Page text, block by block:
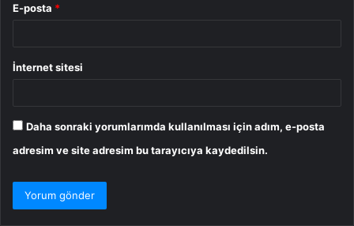
E-posta *
İnternet sitesi
Daha sonraki yorumlarımda kullanılması için adım, e-posta
adresim ve site adresim bu tarayıcıya kaydedilsin.